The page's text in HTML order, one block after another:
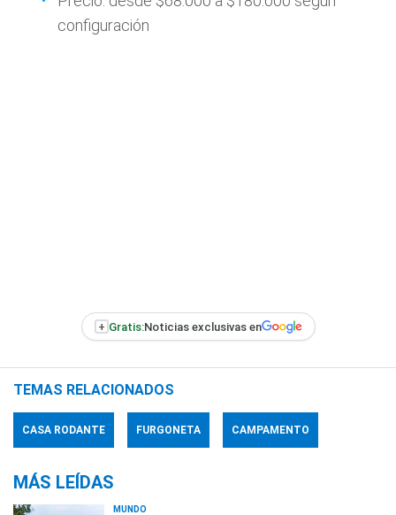
configuración
+ Gratis:Noticias exclusivas en
TEMAS RELACIONADOS
CASA RODANTE FURGONETA CAMPAMENTO
MÁS LEÍDAS
MUNDO